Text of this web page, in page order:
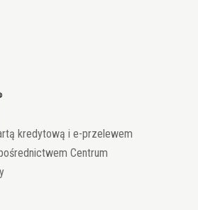
kredytową i e-przelewem
Centrum